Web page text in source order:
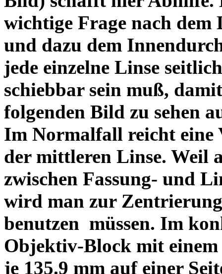
wichtige Frage nach dem
und dazu dem
jede einzelne Linse
schiebbar sein muß,
folgenden Bild zu sehen
Im Normalfall reicht eine
der mittleren Linse. Weil
zwischen Fassung- und
wird man zur
benutzen müssen. Im
Objektiv-Block mit einem
je 135.9 mm auf einer